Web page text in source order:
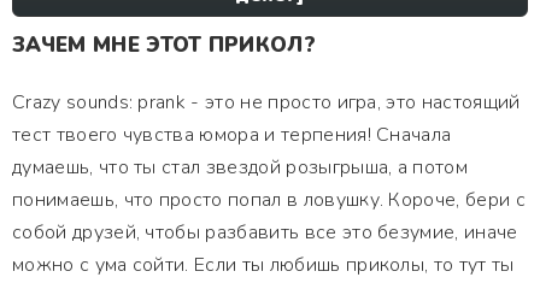
ЗАЧЕМ МНЕ ЭТОТ ПРИКОЛ?
Crazy sounds: prank - это не просто игра, это настоящий
тест твоего чувства юмора и терпения! Сначала
думаешь, что ты стал звездой розыгрыша, а потом
понимаешь, что просто попал в ловушку. Короче, бери с
собой друзей, чтобы разбавить все это безумие, иначе
можно с ума сойти. Если ты любишь приколы, то тут ты